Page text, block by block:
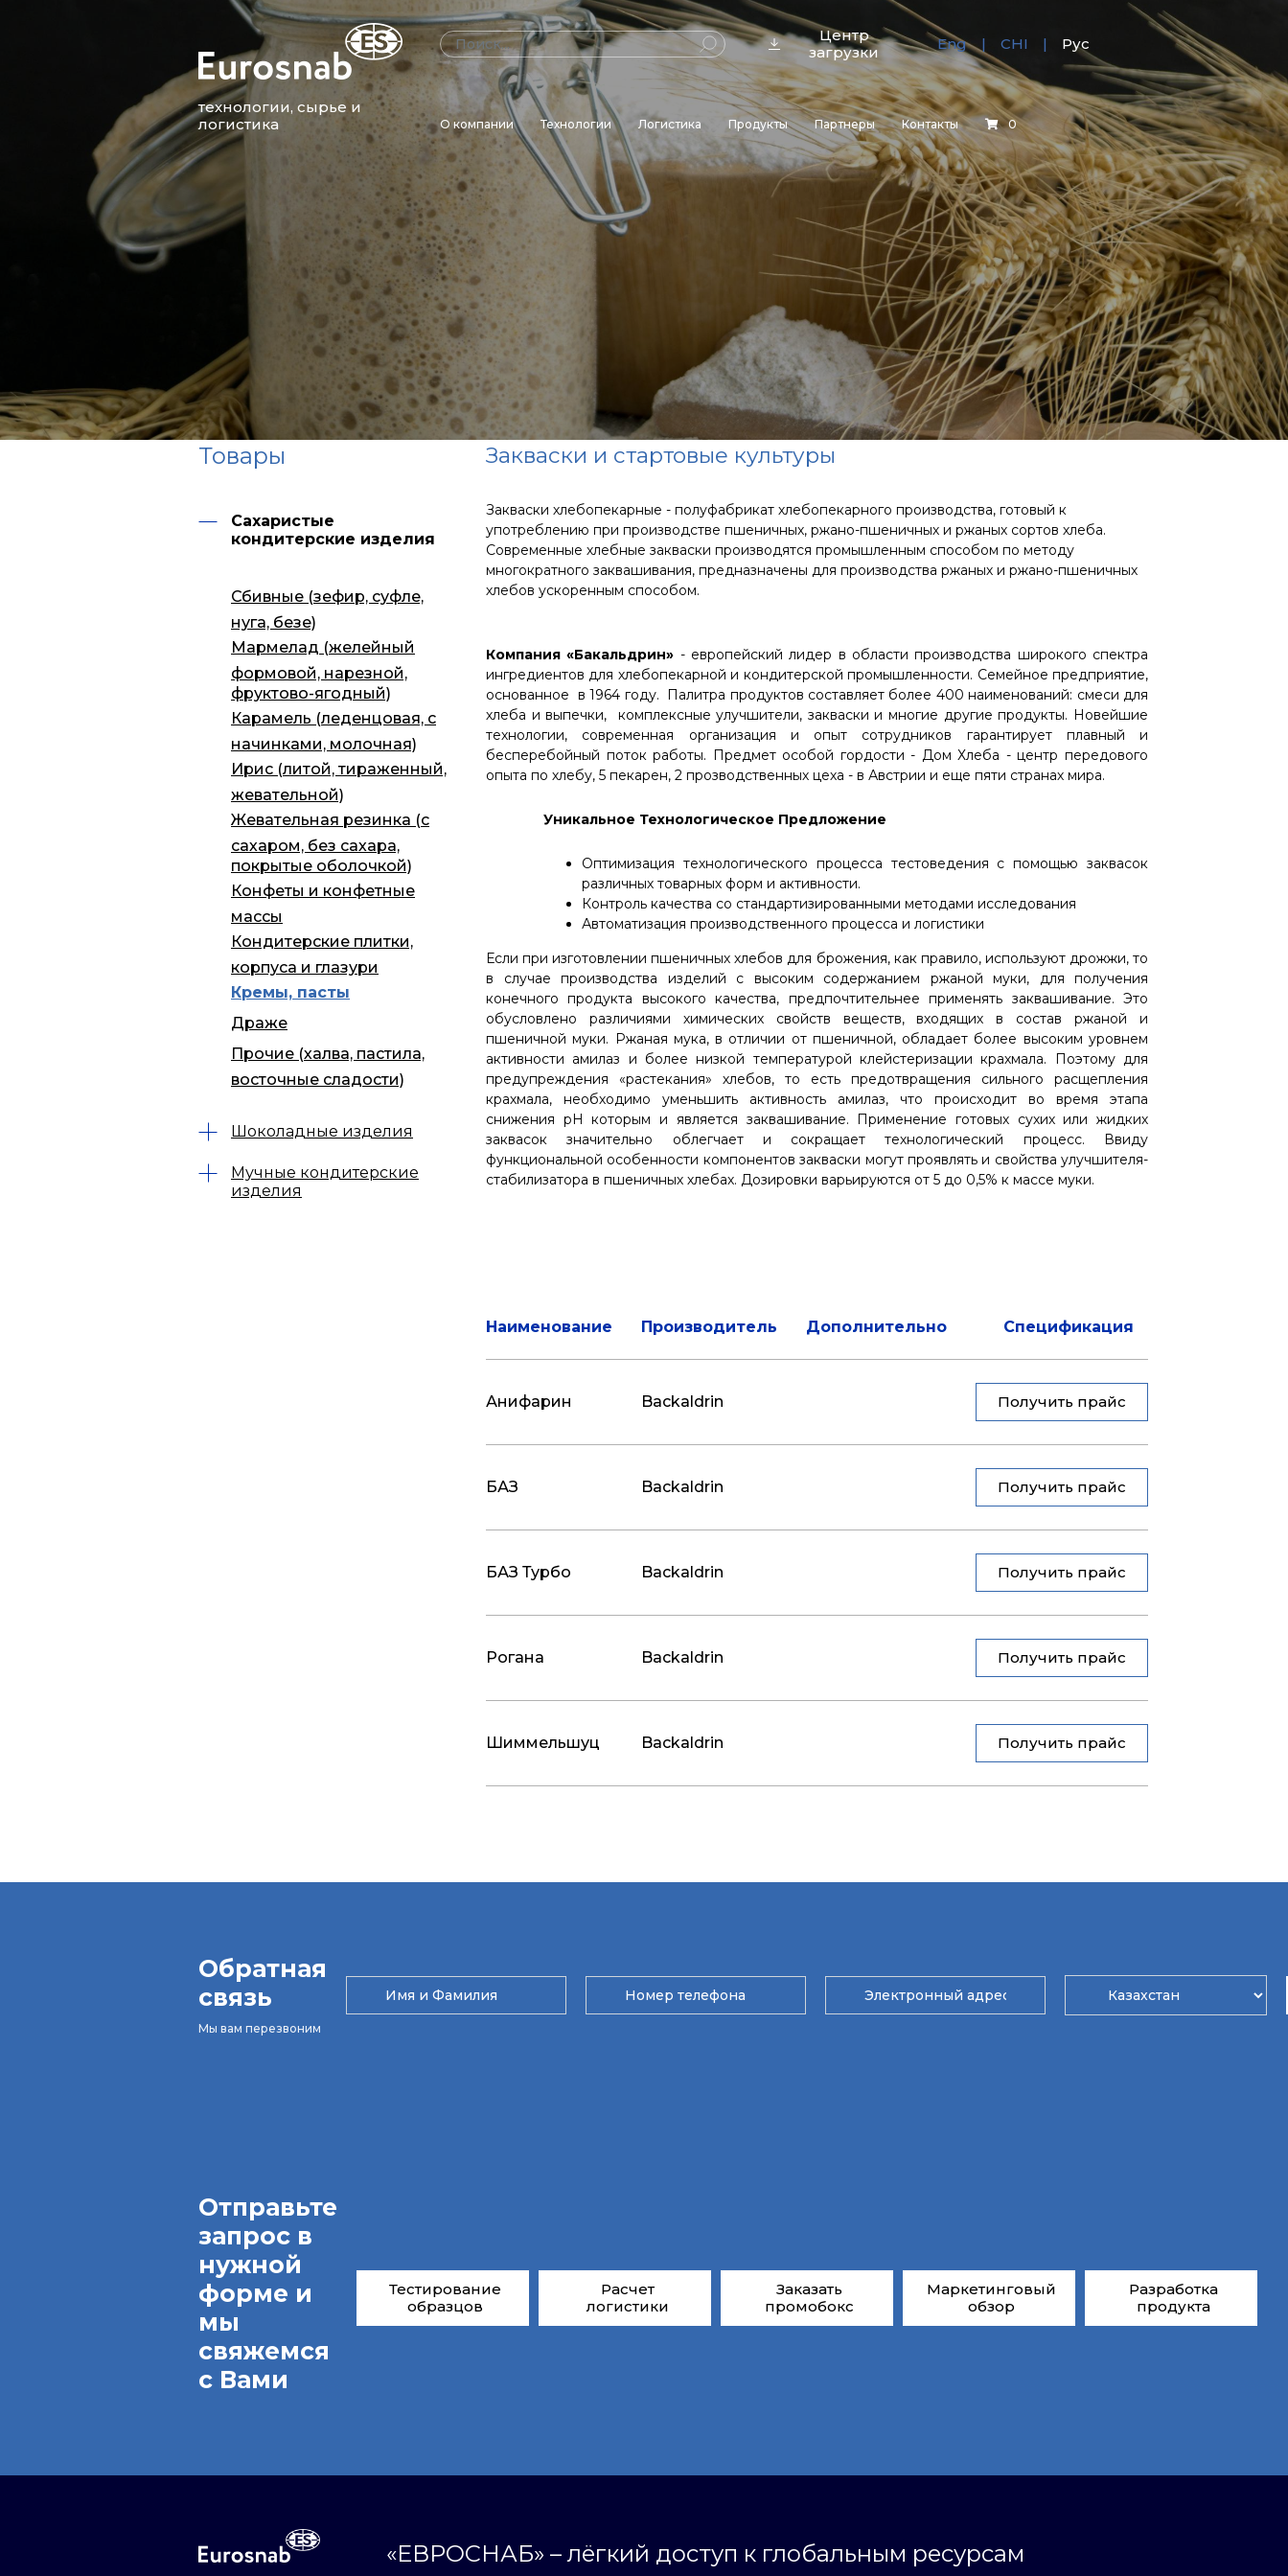
технологии, сырье и
логистика
Центр
загрузки
Eng CHI Рус
О компании Технологии Логистика Продукты Партнеры Контакты 0
Товары
Сахаристые
кондитерские изделия
Сбивные (зефир, суфле,
нуга, безе)
Мармелад (желейный
формовой, нарезной,
фруктово-ягодный)
Карамель (леденцовая, с
начинками, молочная)
Ирис (литой, тираженный,
жевательной)
Жевательная резинка (с
сахаром, без сахара,
покрытые оболочкой)
Конфеты и конфетные
массы
Кондитерские плитки,
корпуса и глазури
Кремы, пасты
Драже
Прочие (халва, пастила,
восточные сладости)
Шоколадные изделия
Мучные кондитерские
изделия
Закваски и стартовые культуры
Закваски хлебопекарные - полуфабрикат хлебопекарного производства, готовый к
употреблению при производстве пшеничных, ржано-пшеничных и ржаных сортов хлеба.
Современные хлебные закваски производятся промышленным способом по методу
многократного заквашивания, предназначены для производства ржаных и ржано-пшеничных
хлебов ускоренным способом.
Компания «Бакальдрин» - европейский лидер в области производства широкого спектра
ингредиентов для хлебопекарной и кондитерской промышленности. Семейное предприятие,
основанное в 1964 году. Палитра продуктов составляет более 400 наименований: смеси для
хлеба и выпечки, комплексные улучшители, закваски и многие другие продукты. Новейшие
технологии, современная организация и опыт сотрудников гарантирует плавный и
бесперебойный поток работы. Предмет особой гордости - Дом Хлеба - центр передового
опыта по хлебу, 5 пекарен, 2 прозводственных цеха - в Австрии и еще пяти странах мира.
Уникальное Технологическое Предложение
Оптимизация технологического процесса тестоведения с помощью заквасок
различных товарных форм и активности.
Контроль качества со стандартизированными методами исследования
Автоматизация производственного процесса и логистики
Если при изготовлении пшеничных хлебов для брожения, как правило, используют дрожжи, то
в случае производства изделий с высоким содержанием ржаной муки, для получения
конечного продукта высокого качества, предпочтительнее применять заквашивание. Это
обусловлено различиями химических свойств веществ, входящих в состав ржаной и
пшеничной муки. Ржаная мука, в отличии от пшеничной, обладает более высоким уровнем
активности амилаз и более низкой температурой клейстеризации крахмала. Поэтому для
предупреждения «растекания» хлебов, то есть предотвращения сильного расщепления
крахмала, необходимо уменьшить активность амилаз, что происходит во время этапа
снижения pH которым и является заквашивание. Применение готовых сухих или жидких
заквасок значительно облегчает и сокращает технологический процесс. Ввиду
функциональной особенности компонентов закваски могут проявлять и свойства улучшителя-
стабилизатора в пшеничных хлебах. Дозировки варьируются от 5 до 0,5% к массе муки.
Наименование Производитель Дополнительно Спецификация
Анифарин Backaldrin Получить прайс
БАЗ Backaldrin Получить прайс
БАЗ Турбо Backaldrin Получить прайс
Рогана Backaldrin Получить прайс
Шиммельшуц Backaldrin Получить прайс
Обратная
связь
Мы вам перезвоним
Отправьте
запрос в
нужной
форме и
мы
свяжемся
с Вами
Тестирование
образцов
Расчет
логистики
Заказать
промобокс
Маркетинговый
обзор
Разработка
продукта
«ЕВРОСНАБ» – лёгкий доступ к глобальным ресурсам